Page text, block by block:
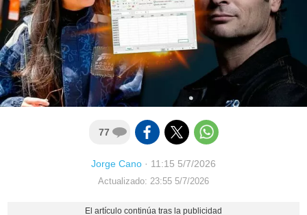
77
Jorge Cano · 11:15 5/7/2026
Actualizado: 23:55 5/7/2026